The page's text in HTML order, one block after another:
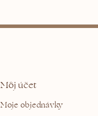
Môj účet
Moje objednávky